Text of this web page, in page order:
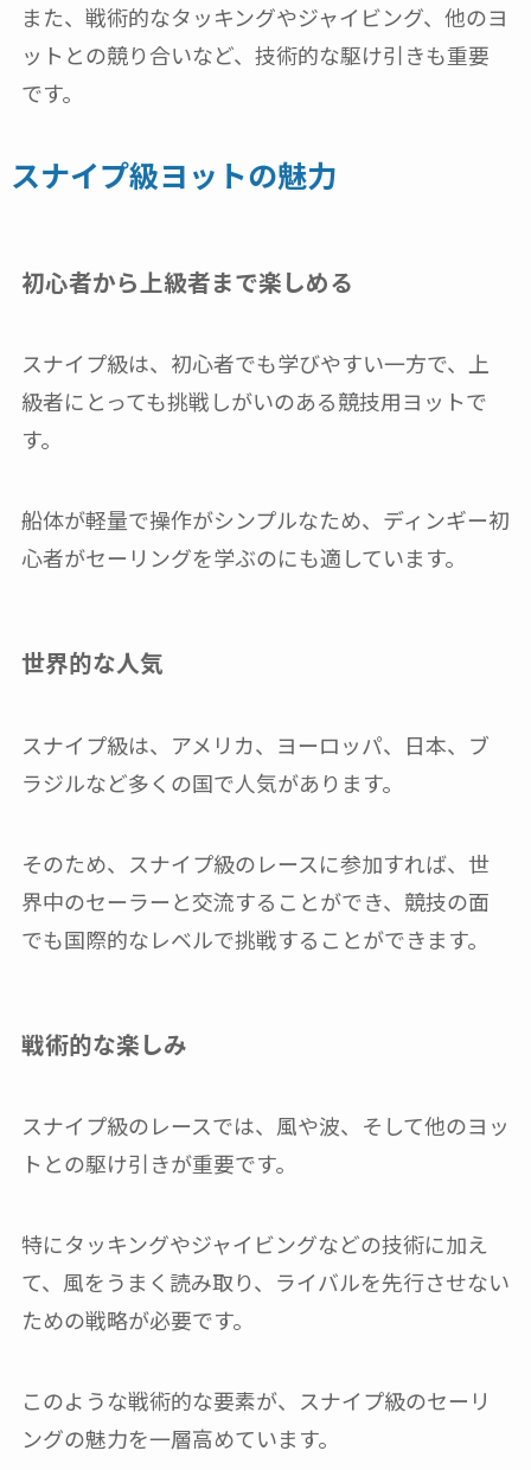
また、戦術的なタッキングやジャイビング、他のヨ
ットとの競り合いなど、技術的な駆け引きも重要
です。
スナイプ級ヨットの魅力
初心者から上級者まで楽しめる
スナイプ級は、初心者でも学びやすい一方で、上
級者にとっても挑戦しがいのある競技用ヨットで
す。
船体が軽量で操作がシンプルなため、ディンギー初
心者がセーリングを学ぶのにも適しています。
世界的な人気
スナイプ級は、アメリカ、ヨーロッパ、日本、ブ
ラジルなど多くの国で人気があります。
そのため、スナイプ級のレースに参加すれば、世
界中のセーラーと交流することができ、競技の面
でも国際的なレベルで挑戦することができます。
戦術的な楽しみ
スナイプ級のレースでは、風や波、そして他のヨッ
トとの駆け引きが重要です。
特にタッキングやジャイビングなどの技術に加え
て、風をうまく読み取り、ライバルを先行させない
ための戦略が必要です。
このような戦術的な要素が、スナイプ級のセーリ
ングの魅力を一層高めています。